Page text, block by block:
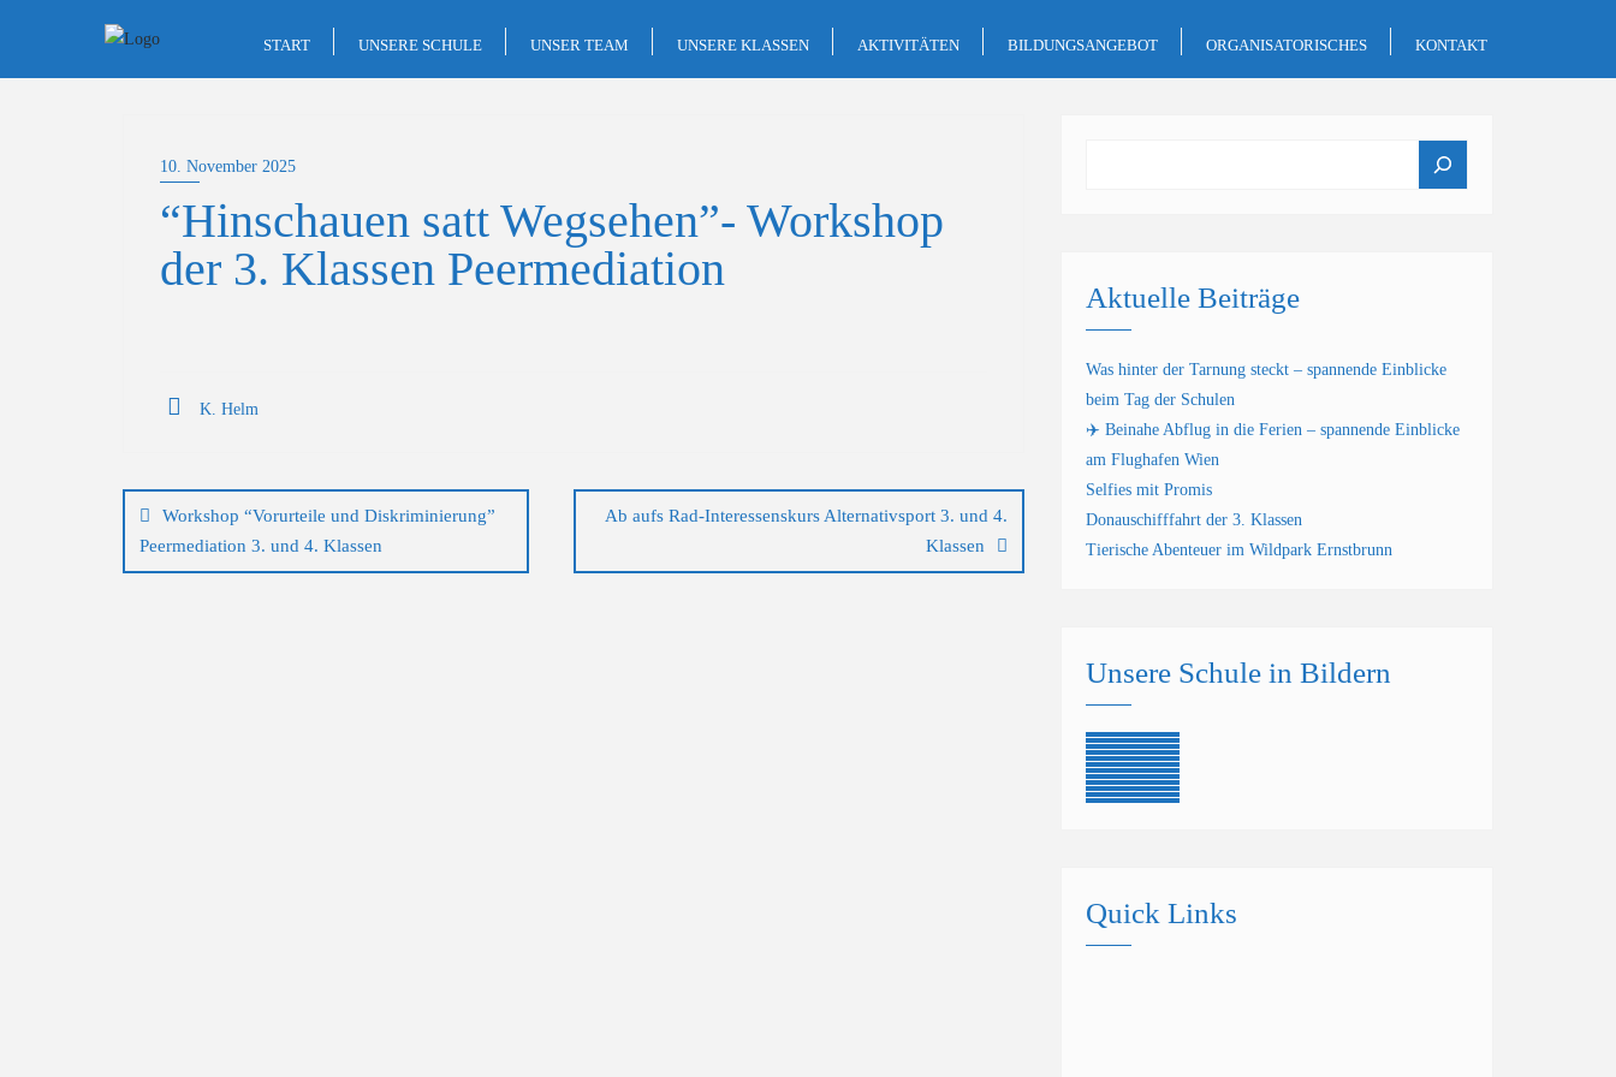
content
START UNSERE SCHULE UNSER TEAM UNSERE KLASSEN AKTIVITÄTEN BILDUNGSANGEBOT ORGANISATORISCHES KONTAKT
10. November 2025
“Hinschauen satt Wegsehen”- Workshop
der 3. Klassen Peermediation
K. Helm
Workshop “Vorurteile und Diskriminierung”
Peermediation 3. und 4. Klassen
Ab aufs Rad-Interessenskurs Alternativsport 3. und 4.
Klassen
Aktuelle Beiträge
Was hinter der Tarnung steckt – spannende Einblicke
beim Tag der Schulen
✈️ Beinahe Abflug in die Ferien – spannende Einblicke
am Flughafen Wien
Selfies mit Promis
Donauschifffahrt der 3. Klassen
Tierische Abenteuer im Wildpark Ernstbrunn
Unsere Schule in Bildern
Quick Links